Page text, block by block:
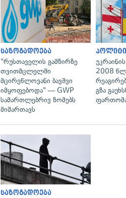
საზოგადოება
"რუსთაველის გამზირზე
თვითმცლელში
მცირეწლოვანი ბავშვი
იმყოფებოდა" — GWP
სამართლებრივ ზომებს
მიმართავს
2008
გზა
საზოგადოება